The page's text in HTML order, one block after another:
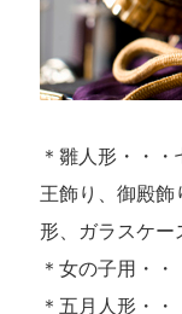
＊雛人形・・
王飾り、御殿飾
形、ガラスケー
＊女の子用・
＊五月人形・